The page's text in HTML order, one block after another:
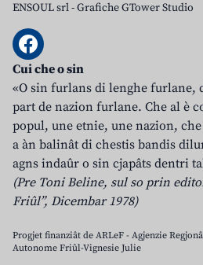
ENSOUL srl-Grafiche GTower Studio
Cui che o sin
«O sin furlans di lenghe furlane,
part de nazion furlane. Che al è
popul, une etnie, une nazion,
a àn balinât di chestis bandis
agns indaûr o sin cjapâts dentri
(Pre Toni Beline, sul so prin
Friûl”, Dicembar 1978)
Progjet finanziât de ARLeF - Agjenzie
Autonome Friûl-Vignesie Julie